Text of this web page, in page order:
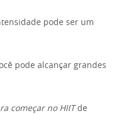
pode ser um
pode alcançar grandes
começar no HIITde